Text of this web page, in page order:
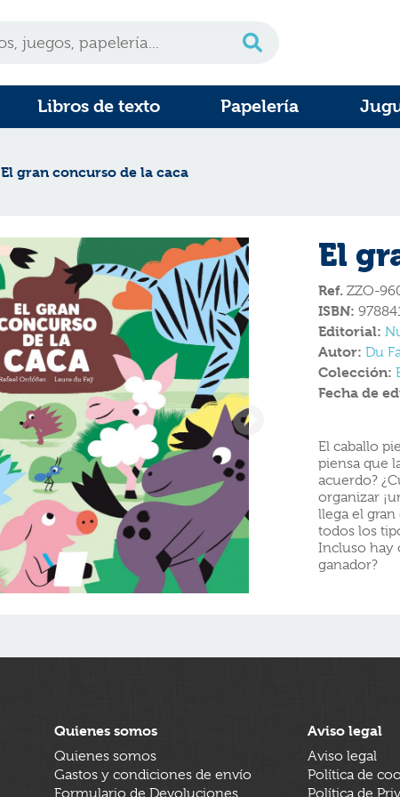
Libros de texto Papelería
El gran concurso de la caca
El
Ref. ZZO-
ISBN:
Editorial:
Autor: Du
Colección:
Fecha de
El caballo
piensa que
acuerdo?
organizar
llega el
todos los
Incluso hay
ganador?
Quienes somos
Quienes somos
Gastos y condiciones de envío
Formulario de Devoluciones
Aviso legal
Aviso legal
Política de
Política de